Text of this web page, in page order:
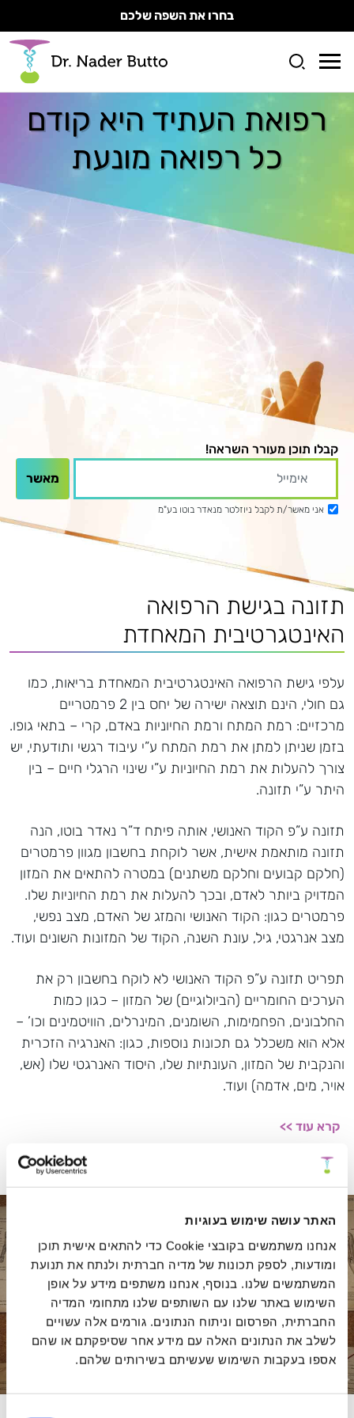
האתר עושה שימוש בעוגיות
אנחנו משתמשים בקובצי Cookie כדי להתאים אישית תוכן
ומודעות, לספק תכונות של מדיה חברתית ולנתח את תנועת
המשתמשים שלנו. בנוסף, אנחנו משתפים מידע על אופן
השימוש באתר שלנו עם השותפים שלנו מתחומי המדיה
החברתית, הפרסום וניתוח הנתונים. גורמים אלה עשויים
לשלב את הנתונים האלה עם מידע אחר שסיפקתם או שהם
אספו בעקבות השימוש שעשיתם בשירותים שלהם.
בחרו את השפה שלכם
רפואת העתיד היא קודם
כל רפואה מונעת
קבלו תוכן מעורר השראה!
אני מאשר/ת לקבל ניוזלטר מנאדר בוטו בע"מ
תזונה בגישת הרפואה
האינטגרטיבית המאחדת
עלפי גישת הרפואה האינטגרטיבית המאחדת בריאות, כמו
גם חולי, הינם תוצאה ישירה של יחס בין 2 פרמטריים
מרכזיים: רמת המתח ורמת החיוניות באדם, קרי – בתאי גופו.
בזמן שניתן למתן את רמת המתח ע”י עיבוד רגשי ותודעתי, יש
צורך להעלות את רמת החיוניות ע”י שינוי הרגלי חיים – בין
היתר ע”י תזונה.
תזונה ע”פ הקוד האנושי, אותה פיתח ד”ר נאדר בוטו, הנה
תזונה מותאמת אישית, אשר לוקחת בחשבון מגוון פרמטרים
(חלקם קבועים וחלקם משתנים) במטרה להתאים את המזון
המדויק ביותר לאדם, ובכך להעלות את רמת החיוניות שלו.
פרמטרים כגון: הקוד האנושי והמזג של האדם, מצב נפשי,
מצב אנרגטי, גיל, עונת השנה, הקוד של המזונות השונים ועוד.
תפריט תזונה ע”פ הקוד האנושי לא לוקח בחשבון רק את
הערכים החומריים (הביולוגיים) של המזון – כגון כמות
החלבונים, הפחמימות, השומנים, המינרלים, הוויטמינים וכו’ –
אלא הוא משכלל גם תכונות נוספות, כגון: האנרגיה הזכרית
והנקבית של המזון, העונתיות שלו, היסוד האנרגטי שלו (אש,
אויר, מים, אדמה) ועוד.
קרא עוד >>